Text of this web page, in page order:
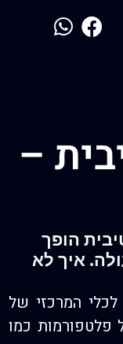
–
הופך
איך לא
הופך לכלי המרכזי של
פלטפורמות כמו